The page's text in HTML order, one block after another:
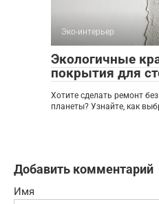
Эко-интерьер
Экологичные
покрытия для
Хотите сделать ремонт
планеты? Узнайте, как
Добавить комментарий
Имя